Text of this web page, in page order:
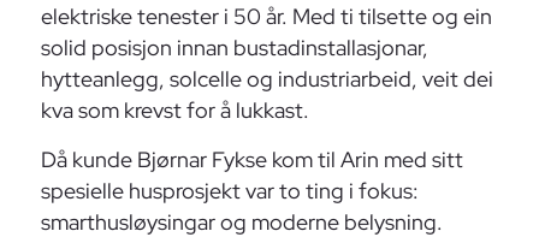
elektriske tenester i 50 år. Med ti tilsette og ein
solid posisjon innan bustadinstallasjonar,
hytteanlegg, solcelle og industriarbeid, veit dei
kva som krevst for å lukkast.
Då kunde Bjørnar Fykse kom til Arin med sitt
spesielle husprosjekt var to ting i fokus:
smarthusløysingar og moderne belysning.